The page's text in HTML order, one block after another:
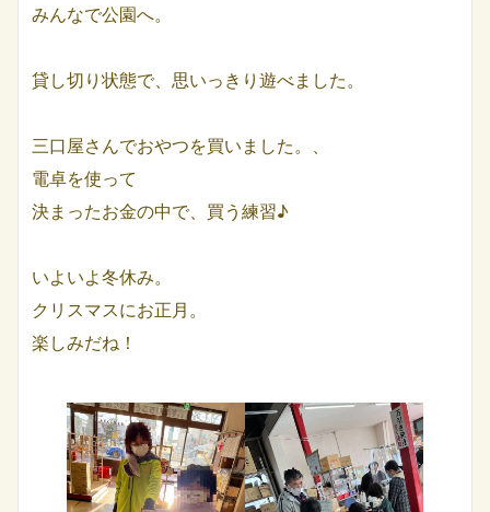
みんなで公園へ。
貸し切り状態で、思いっきり遊べました。
三口屋さんでおやつを買いました。、
電卓を使って
決まったお金の中で、買う練習♪
いよいよ冬休み。
クリスマスにお正月。
楽しみだね！